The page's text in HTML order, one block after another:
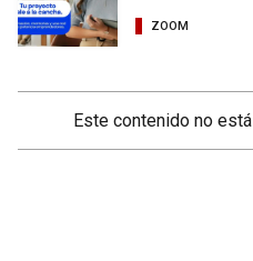
ZOOM
Este contenido no